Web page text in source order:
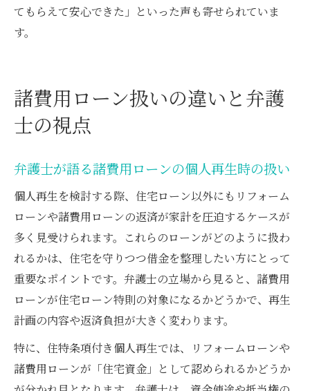
てもらえて安心できた」といった声も寄せられていま
す。
諸費用ローン扱いの違いと弁護
士の視点
弁護士が語る諸費用ローンの個人再生時の扱い
個人再生を検討する際、住宅ローン以外にもリフォーム
ローンや諸費用ローンの返済が家計を圧迫するケースが
多く見受けられます。これらのローンがどのように扱わ
れるかは、住宅を守りつつ借金を整理したい方にとって
重要なポイントです。弁護士の立場から見ると、諸費用
ローンが住宅ローン特則の対象になるかどうかで、再生
計画の内容や返済負担が大きく変わります。
特に、住特条項付き個人再生では、リフォームローンや
諸費用ローンが「住宅資金」として認められるかどうか